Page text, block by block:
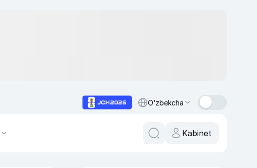
O‘zbekcha
Kabinet